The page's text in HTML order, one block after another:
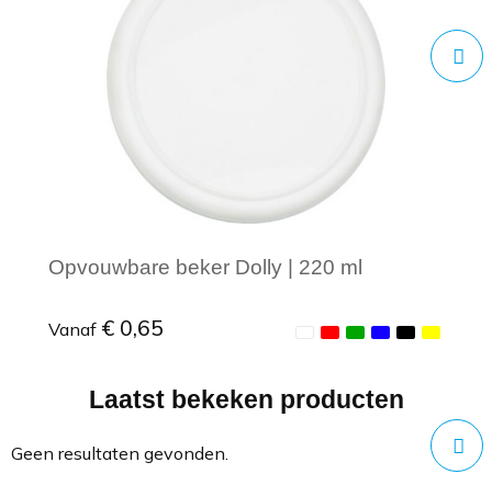
Opvouwbare beker Dolly | 220 ml
Vanaf € 0,65
Minimale afname: 1
Laatst bekeken producten
Geen resultaten gevonden.